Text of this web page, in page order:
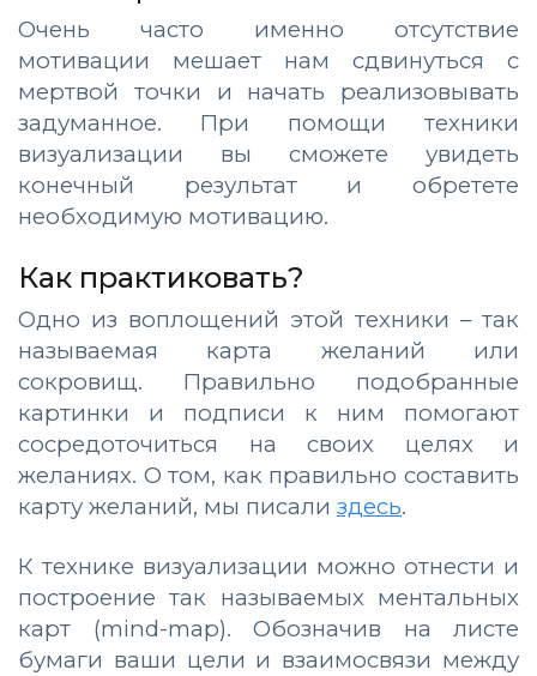
Очень часто именно отсутствие
мотивации мешает нам сдвинуться с
мертвой точки и начать реализовывать
задуманное. При помощи техники
визуализации вы сможете увидеть
конечный результат и обретете
необходимую мотивацию.
Как практиковать?
Одно из воплощений этой техники – так
называемая карта желаний или
сокровищ. Правильно подобранные
картинки и подписи к ним помогают
сосредоточиться на своих целях и
желаниях. О том, как правильно составить
карту желаний, мы писали здесь.
К технике визуализации можно отнести и
построение так называемых ментальных
карт (mind-map). Обозначив на листе
бумаги ваши цели и взаимосвязи между